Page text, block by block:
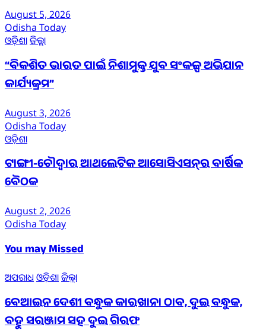
August 5, 2026
Odisha Today
ଓଡ଼ିଶାଜିଲ୍ଲା
“ବିକଶିତ ଭାରତ ପାଇଁ ନିଶାମୁକ୍ତ ଯୁବ ସଂକଳ୍ପ ଅଭିଯାନ
କାର୍ଯ୍ୟକ୍ରମ”
August 3, 2026
Odisha Today
ଓଡ଼ିଶା
ଟାଙ୍ଗୀ-ଚୌଦ୍ୱାର ଆଥଲେଟିକ ଆସୋସିଏସନ୍‌ର ବାର୍ଷିକ
ବୈଠକ
August 2, 2026
Odisha Today
You may Missed
ଅପରାଧ ଓଡ଼ିଶାଜିଲ୍ଲା
ବେଆଇନ ଦେଶୀ ବନ୍ଧୁକ କାରଖାନା ଠାବ, ଦୁଇ ବନ୍ଧୁକ,
ବହୁ ସରଞ୍ଜାମ ସହ ଦୁଇ ଗିରଫ